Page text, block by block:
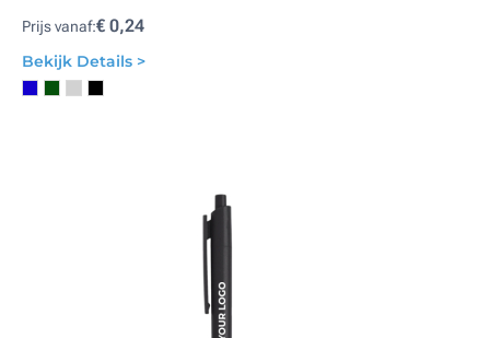
Prijs vanaf:€ 0,24
Bekijk Details >